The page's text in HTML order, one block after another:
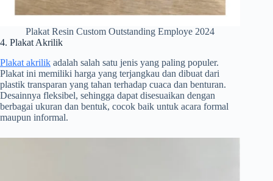
Plakat Resin Custom Outstanding Employe 2024
4. Plakat Akrilik
Plakat akrilik adalah salah satu jenis yang paling populer.
Plakat ini memiliki harga yang terjangkau dan dibuat dari
plastik transparan yang tahan terhadap cuaca dan benturan.
Desainnya fleksibel, sehingga dapat disesuaikan dengan
berbagai ukuran dan bentuk, cocok baik untuk acara formal
maupun informal.